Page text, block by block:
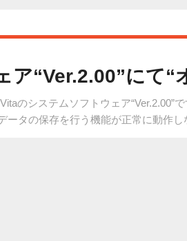
“Ver.2.00”にて“
のシステムソフトウェア“Ver.2.00”
タの保存を行う機能が正常に動作し